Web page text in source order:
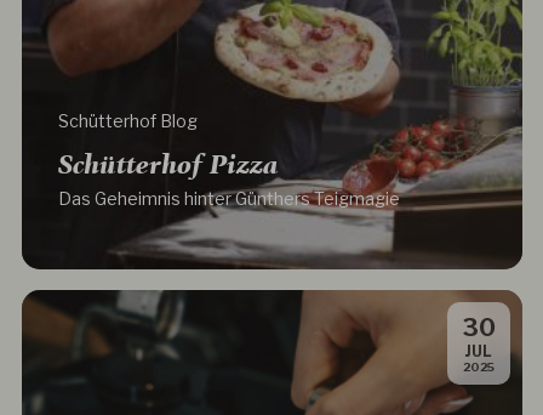
Schütterhof Pizza
Das Geheimnis hinter Günthers Teigmagie
Schütterhof Blog
30
JUL
2025